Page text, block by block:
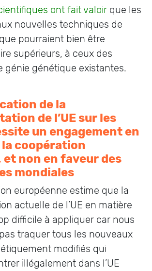
ont fait valoir que les
nouvelles techniques de
pourraient bien être
supérieurs, à ceux des
génie génétique existantes.
de la
de l’UE sur les
un engagement en
coopération
et non en faveur des
mondiales
européenne estime que la
actuelle de l’UE en matière
difficile à appliquer car nous
traquer tous les nouveaux
modifiés qui
illégalement dans l’UE